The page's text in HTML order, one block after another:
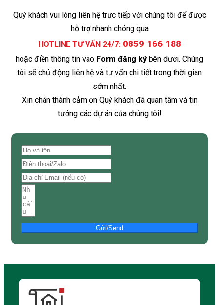
Quý khách vui lòng liên hệ trực tiếp với chúng tôi để được
hỗ trợ nhanh chóng qua
HOTLINE TƯ VẤN 24/7: 0859 166 188
hoặc điền thông tin vào Form đăng ký bên dưới. Chúng
tôi sẽ chủ động liên hệ và tư vấn chi tiết trong thời gian
sớm nhất.
Xin chân thành cảm ơn Quý khách đã quan tâm và tin
tưởng các dự án của chúng tôi!
Gửi/Send